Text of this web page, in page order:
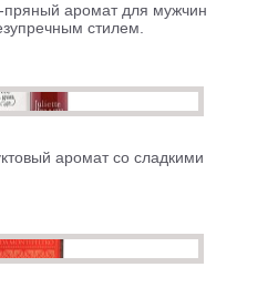
пряный аромат для мужчин
стилем.
аромат со сладкими